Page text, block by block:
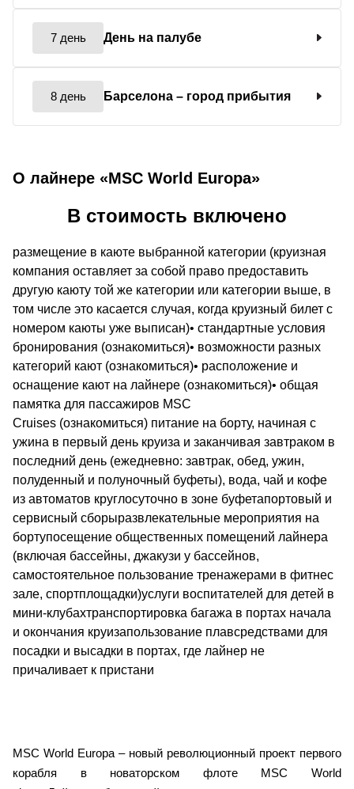
7 день День на палубе
8 день Барселона – город прибытия
О лайнере «MSC World Europa»
MSC World Europa – новый революционный проект первого
корабля в новаторском флоте MSC World
В стоимость включено
размещение в каюте выбранной категории (круизная
компания оставляет за собой право предоставить
другую каюту той же категории или категории выше, в
том числе это касается случая, когда круизный билет с
номером каюты уже выписан)• стандартные условия
бронирования (ознакомиться)• возможности разных
категорий кают (ознакомиться)• расположение и
оснащение кают на лайнере (ознакомиться)• общая
памятка для пассажиров MSC
Cruises (ознакомиться) питание на борту, начиная с
ужина в первый день круиза и заканчивая завтраком в
последний день (ежедневно: завтрак, обед, ужин,
полуденный и полуночный буфеты), вода, чай и кофе
из автоматов круглосуточно в зоне буфетапортовый и
сервисный сборыразвлекательные мероприятия на
бортупосещение общественных помещений лайнера
(включая бассейны, джакузи у бассейнов,
самостоятельное пользование тренажерами в фитнес
зале, спортплощадки)услуги воспитателей для детей в
мини-клубахтранспортировка багажа в портах начала
и окончания круизапользование плавсредствами для
посадки и высадки в портах, где лайнер не
причаливает к пристани